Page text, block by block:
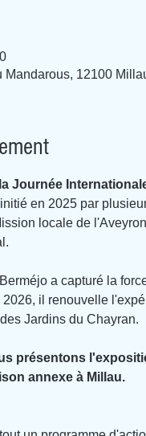
12100
Journée
initié en 2025 par
locale de
a capturé la
il renouvelle
Jardins du Chayran.
présentons
annexe à Millau.